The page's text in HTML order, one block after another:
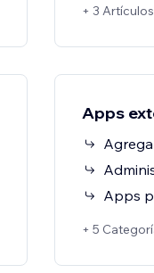
+ 3 Artículos
Apps
Apps
+ 5